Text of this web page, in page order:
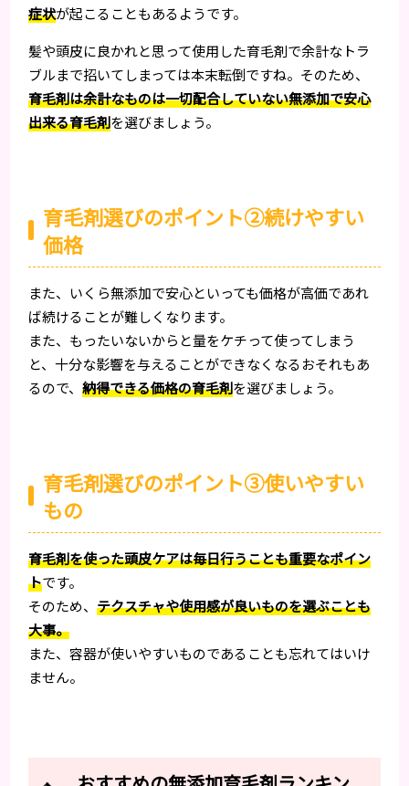
症状が起こることもあるようです。
髪や頭皮に良かれと思って使用した育毛剤で余計なトラ
ブルまで招いてしまっては本末転倒ですね。そのため、
育毛剤は余計なものは一切配合していない無添加で安心
出来る育毛剤を選びましょう。
育毛剤選びのポイント②続けやすい
価格
また、いくら無添加で安心といっても価格が高価であれ
ば続けることが難しくなります。
また、もったいないからと量をケチって使ってしまう
と、十分な影響を与えることができなくなるおそれもあ
るので、納得できる価格の育毛剤を選びましょう。
育毛剤選びのポイント③使いやすい
もの
育毛剤を使った頭皮ケアは毎日行うことも重要なポイン
トです。
そのため、テクスチャや使用感が良いものを選ぶことも
大事。
また、容器が使いやすいものであることも忘れてはいけ
ません。